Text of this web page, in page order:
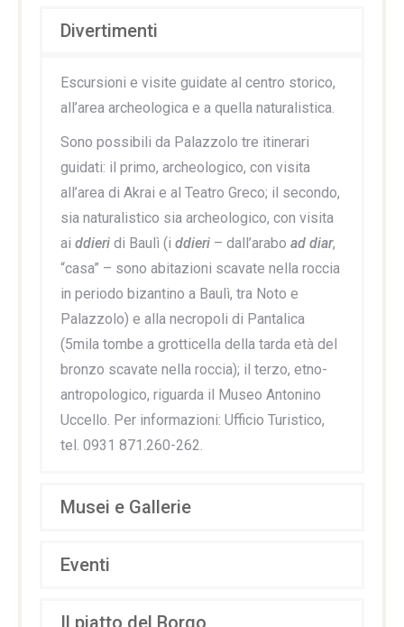
Divertimenti
Escursioni e visite guidate al centro storico,
all’area archeologica e a quella naturalistica.
Sono possibili da Palazzolo tre itinerari
guidati: il primo, archeologico, con visita
all’area di Akrai e al Teatro Greco; il secondo,
sia naturalistico sia archeologico, con visita
ai ddieri di Baulì (i ddieri – dall’arabo ad diar,
“casa” – sono abitazioni scavate nella roccia
in periodo bizantino a Baulì, tra Noto e
Palazzolo) e alla necropoli di Pantalica
(5mila tombe a grotticella della tarda età del
bronzo scavate nella roccia); il terzo, etno-
antropologico, riguarda il Museo Antonino
Uccello. Per informazioni: Ufficio Turistico,
tel. 0931 871.260-262.
Musei e Gallerie
Eventi
Il piatto del Borgo